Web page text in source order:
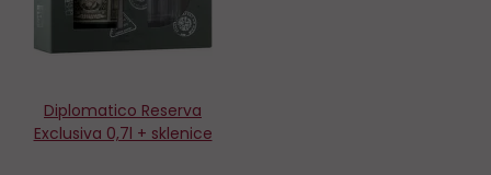
Diplomatico Reserva
Exclusiva 0,7l + sklenice